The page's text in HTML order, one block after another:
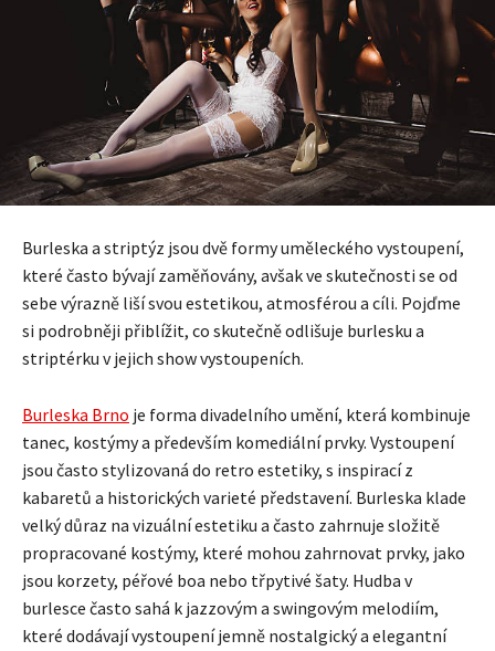
Burleska a striptýz jsou dvě formy uměleckého vystoupení,
které často bývají zaměňovány, avšak ve skutečnosti se od
sebe výrazně liší svou estetikou, atmosférou a cíli. Pojďme
si podrobněji přiblížit, co skutečně odlišuje burlesku a
striptérku v jejich show vystoupeních.
Burleska Brno je forma divadelního umění, která kombinuje
tanec, kostýmy a především komediální prvky. Vystoupení
jsou často stylizovaná do retro estetiky, s inspirací z
kabaretů a historických varieté představení. Burleska klade
velký důraz na vizuální estetiku a často zahrnuje složitě
propracované kostýmy, které mohou zahrnovat prvky, jako
jsou korzety, péřové boa nebo třpytivé šaty. Hudba v
burlesce často sahá k jazzovým a swingovým melodiím,
které dodávají vystoupení jemně nostalgický a elegantní